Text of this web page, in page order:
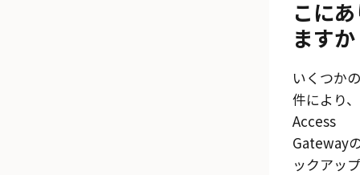
こに
ます
いくつか
件により、
Access
Gateway
ックアッ